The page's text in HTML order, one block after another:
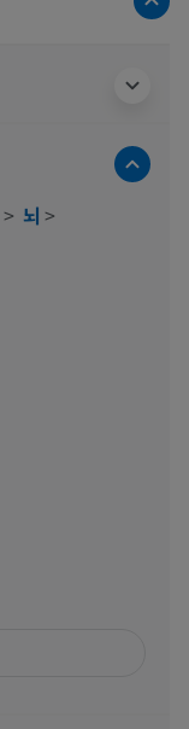
> 뇌 >